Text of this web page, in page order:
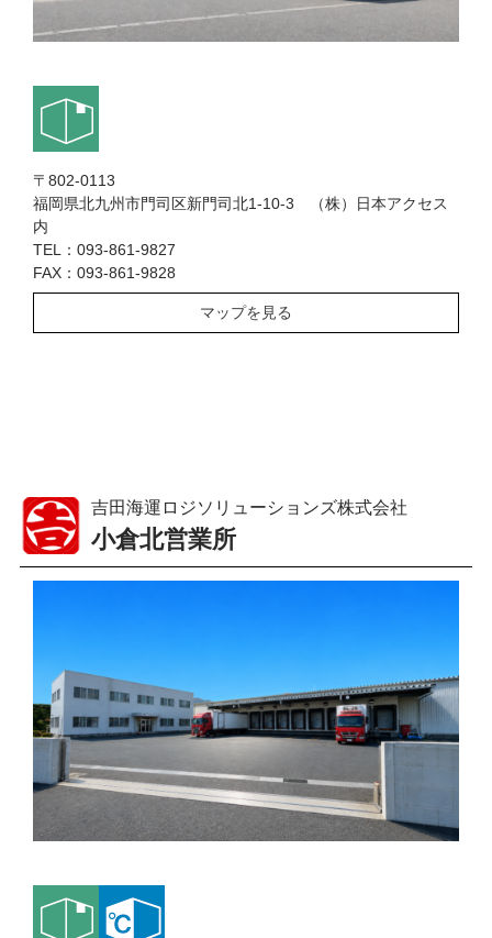
〒802-0113
福岡県北九州市門司区新門司北1-10-3 （株）日本アクセス
内
TEL：093-861-9827
FAX：093-861-9828
マップを見る
吉田海運ロジソリューションズ株式会社
小倉北営業所